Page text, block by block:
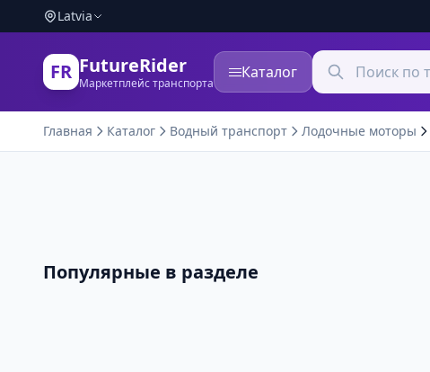
Latvia
FR FutureRider
Маркетплейс транспорта
Каталог
Главная Каталог Водный транспорт Лодочные моторы
Популярные в разделе